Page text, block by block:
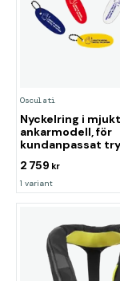
Osculati
Nyckelring i
ankarmodell, för
kundanpassat
2 759 kr
1 variant